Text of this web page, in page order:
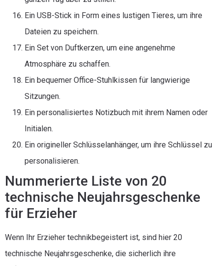
Ein USB-Stick in Form eines lustigen Tieres, um ihre
Dateien zu speichern.
Ein Set von Duftkerzen, um eine angenehme
Atmosphäre zu schaffen.
Ein bequemer Office-Stuhlkissen für langwierige
Sitzungen.
Ein personalisiertes Notizbuch mit ihrem Namen oder
Initialen.
Ein origineller Schlüsselanhänger, um ihre Schlüssel zu
personalisieren.
Nummerierte Liste von 20
technische Neujahrsgeschenke
für Erzieher
Wenn Ihr Erzieher technikbegeistert ist, sind hier 20
technische Neujahrsgeschenke, die sicherlich ihre